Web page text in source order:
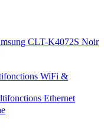
CLT-K4072S Noir
WiFi &
Ethernet